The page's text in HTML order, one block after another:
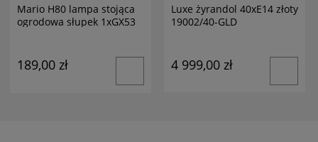
Mario H80 lampa stojąca
ogrodowa słupek 1xGX53
189,00 zł
Luxe żyrandol 40xE14 złoty
19002/40-GLD
4 999,00 zł